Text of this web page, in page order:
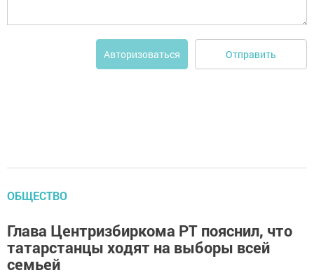
Авторизоваться Отправить
ОБЩЕСТВО
Глава Центризбиркома РТ пояснил, что
татарстанцы ходят на выборы всей
семьей